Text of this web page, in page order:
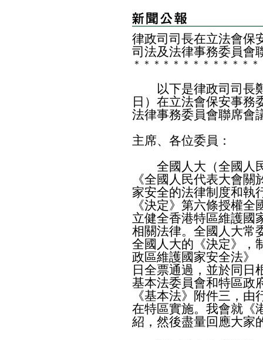
律政司司長在立法會保
司法及法律事務委員會
＊ ＊ ＊ ＊ ＊ ＊ ＊ ＊ ＊ ＊ ＊ ＊ ＊
以下是律政司司長鄭
日）在立法會保安事務
法律事務委員會聯席會
主席、各位委員：
全國人大（全國人民
《全國人民代表大會
家安全的法律制度和執
《決定》第六條授權
立健全香港特區維護國
相關法律。全國人大常
全國人大的《決定》，
政區維護國家安全法》
日全票通過，並於同日
基本法委員會和特區政
《基本法》附件三，
在特區實施。我會就《
紹，然後盡量回應大家